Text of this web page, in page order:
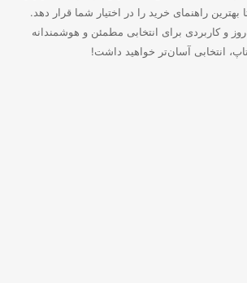
راهنمای خرید را در اختیار شما قرار دهد.
و کاربردی برای انتخابی مطمئن و هوشمندانه
انتخابی آسان‌تر خواهید داشت!